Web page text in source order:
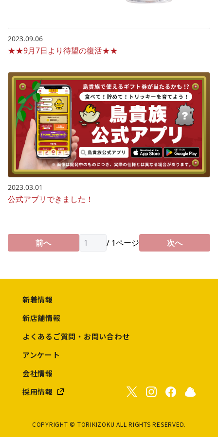
2023.09.06
★★9月7日より待望の復活★★
2023.03.01
公式アプリできました！
前へ / 1ページ 次へ
新着情報
新店舗情報
よくあるご質問・お問い合わせ
アンケート
会社情報
採用情報
COPYRIGHT © TORIKIZOKU ALL RIGHTS RESERVED.